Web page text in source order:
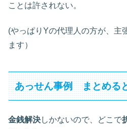
ことは許されない。
(やっぱりYの代理人の方が、主
ます）
あっせん事例 まとめる
金銭解決しかないので、どこで